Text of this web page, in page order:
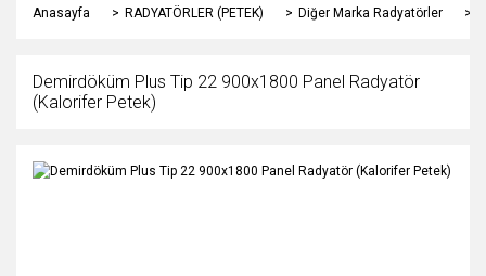
Anasayfa RADYATÖRLER (PETEK) Diğer Marka Radyatörler
Demirdöküm Plus Tip 22 900x1800 Panel Radyatör
(Kalorifer Petek)